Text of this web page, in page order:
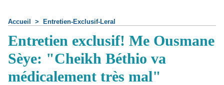
Accueil > Entretien-Exclusif-Leral
Entretien exclusif! Me Ousmane
Sèye: "Cheikh Béthio va
médicalement très mal"